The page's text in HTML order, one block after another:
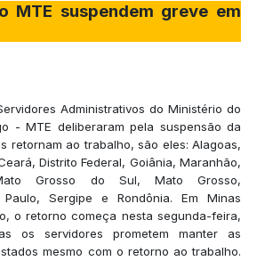
MTE suspendem greve em
Administrativos do Ministério do
- MTE deliberaram pela suspensão da
retornam ao trabalho, são eles: Alagoas,
Distrito Federal, Goiânia, Maranhão,
Grosso do Sul, Mato Grosso,
Paulo, Sergipe e Rondônia. Em Minas
o retorno começa nesta segunda-feira,
os servidores prometem manter as
mesmo com o retorno ao trabalho.